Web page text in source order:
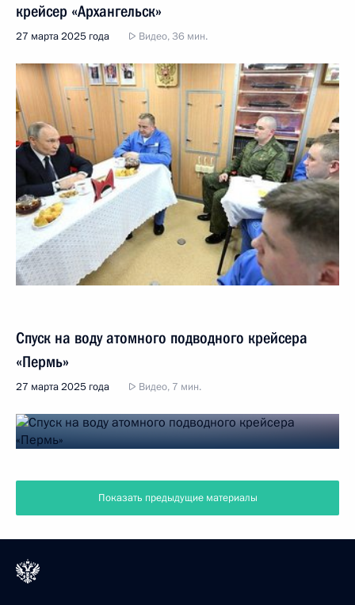
крейсер «Архангельск»
27 марта 2025 года Видео, 36 мин.
Спуск на воду атомного подводного крейсера
«Пермь»
27 марта 2025 года Видео, 7 мин.
Показать предыдущие материалы